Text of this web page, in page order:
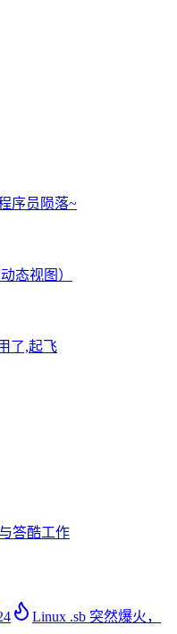
序员陨落~
态视图）
了,起飞
答酷工作
Linux .sb 突然爆火，